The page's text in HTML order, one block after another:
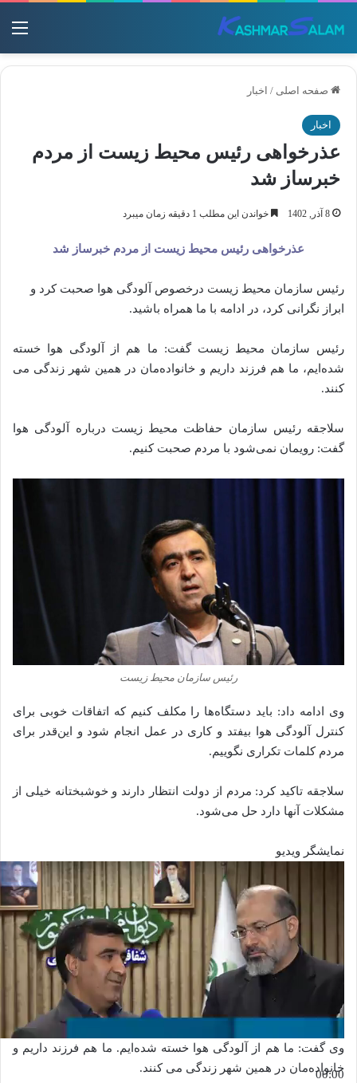
صفحه اصلی / اخبار
اخبار
عذرخواهی رئیس محیط زیست از مردم
خبرساز شد
8 آذر, 1402 خواندن این مطلب 1 دقیقه زمان میبرد
عذرخواهی رئیس محیط زیست از مردم خبرساز شد
رئیس سازمان محیط زیست درخصوص آلودگی هوا صحبت کرد و
ابراز نگرانی کرد، در ادامه با ما همراه باشید.
رئیس سازمان محیط‌ زیست گفت: ما هم از آلودگی هوا خسته
شده‌ایم، ما هم فرزند داریم و خانواده‌مان در همین شهر زندگی می‌
کنند.
سلاجقه رئیس سازمان حفاظت محیط‌ زیست درباره آلودگی هوا
گفت: رویمان نمی‌شود با مردم صحبت کنیم.
رئیس سازمان محیط‌ زیست
وی ادامه داد: باید دستگاه‌ها را مکلف کنیم که اتفاقات خوبی برای
کنترل آلودگی هوا بیفتد و کاری در عمل انجام شود و این‌قدر برای
مردم کلمات تکراری نگوییم.
سلاجقه تاکید کرد: مردم از دولت انتظار دارند و خوشبختانه خیلی از
مشکلات آنها دارد حل می‌شود.
نمایشگر ویدیو
00:00
وی گفت: ما هم از آلودگی هوا خسته شده‌ایم. ما هم فرزند داریم و
خانواده‌مان در همین شهر زندگی می‌ کنند.